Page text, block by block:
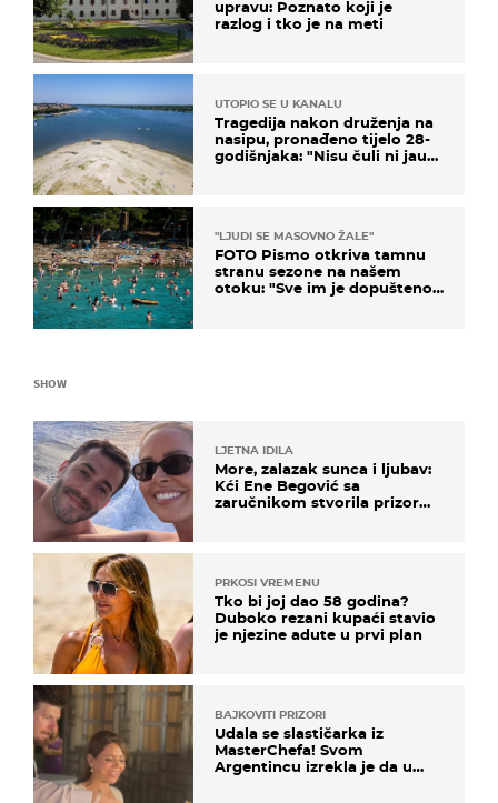
upravu: Poznato koji je
razlog i tko je na meti
UTOPIO SE U KANALU
Tragedija nakon druženja na
nasipu, pronađeno tijelo 28-
godišnjaka: "Nisu čuli ni jauk
"LJUDI SE MASOVNO ŽALE"
FOTO Pismo otkriva tamnu
stranu sezone na našem
otoku: "Sve im je dopušteno!
SHOW
LJETNA IDILA
More, zalazak sunca i ljubav:
Kći Ene Begović sa
zaručnikom stvorila prizor
PRKOSI VREMENU
Tko bi joj dao 58 godina?
Duboko rezani kupaći stavio
je njezine adute u prvi plan
BAJKOVITI PRIZORI
Udala se slastičarka iz
MasterChefa! Svom
Argentincu izrekla je da u